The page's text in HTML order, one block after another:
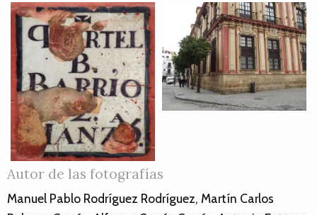
Autor de las fotografías
Manuel Pablo Rodríguez Rodríguez, Martín Carlos